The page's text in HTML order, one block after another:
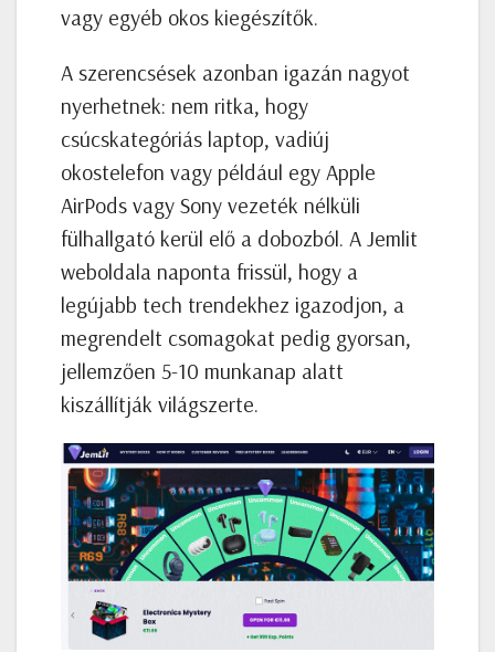
vagy egyéb okos kiegészítők.
A szerencsések azonban igazán nagyot
nyerhetnek: nem ritka, hogy
csúcskategóriás laptop, vadiúj
okostelefon vagy például egy Apple
AirPods vagy Sony vezeték nélküli
fülhallgató kerül elő a dobozból. A Jemlit
weboldala naponta frissül, hogy a
legújabb tech trendekhez igazodjon, a
megrendelt csomagokat pedig gyorsan,
jellemzően 5-10 munkanap alatt
kiszállítják világszerte.